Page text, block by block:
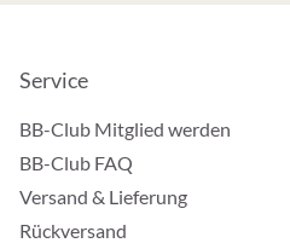
Service
BB-Club Mitglied werden
BB-Club FAQ
Versand & Lieferung
Rückversand